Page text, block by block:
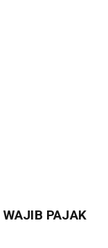
WAJIB PAJAK